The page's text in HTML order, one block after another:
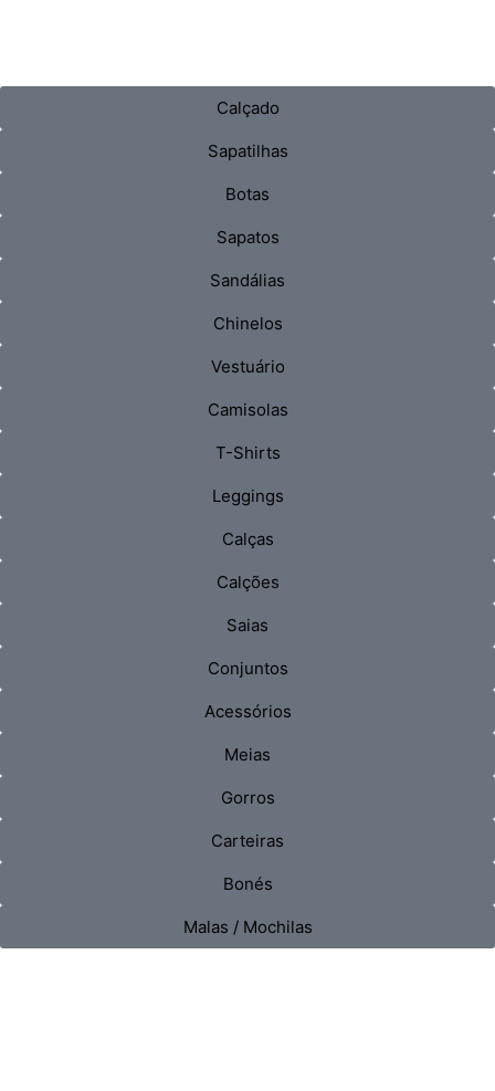
Calçado
Sapatilhas
Botas
Sapatos
Sandálias
Chinelos
Vestuário
Camisolas
T-Shirts
Leggings
Calças
Calções
Saias
Conjuntos
Acessórios
Meias
Gorros
Carteiras
Bonés
Malas / Mochilas